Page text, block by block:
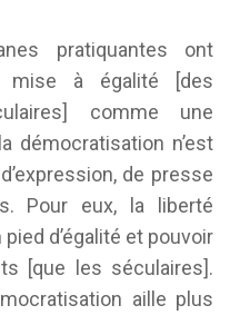
pratiquantes ont
mise à égalité [des
comme une
démocratisation n’est
de presse
Pour eux, la liberté
d’égalité et pouvoir
[que les séculaires].
aille plus